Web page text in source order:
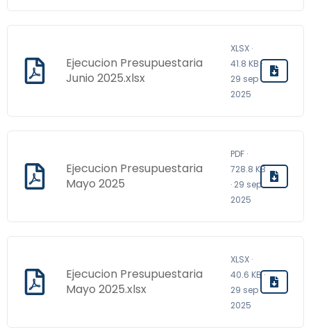
Ejecucion Presupuestaria
Junio 2025.xlsx
XLSX ·
41.8 KB ·
29 sep
2025
Ejecucion Presupuestaria
Mayo 2025
PDF ·
728.8 KB
· 29 sep
2025
Ejecucion Presupuestaria
Mayo 2025.xlsx
XLSX ·
40.6 KB ·
29 sep
2025